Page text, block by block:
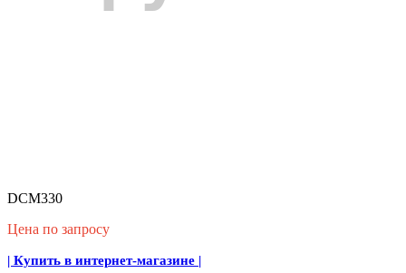
DCM330
Цена по запросу
| Купить в интернет-магазине |